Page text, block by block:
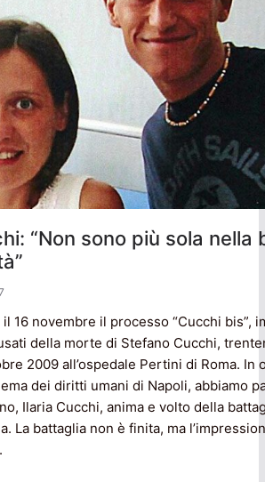
“Non sono più sola nella
16 novembre il processo “Cucchi bis”,
della morte di Stefano Cucchi,
2009 all’ospedale Pertini di Roma. In
dei diritti umani di Napoli, abbiamo
Ilaria Cucchi, anima e volto della
La battaglia non è finita, ma